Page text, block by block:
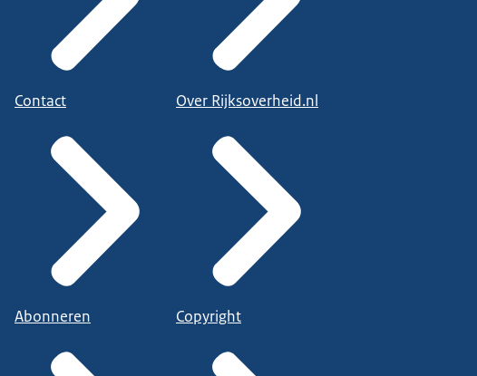
Contact
Abonneren
Over Rijksoverheid.nl
Copyright